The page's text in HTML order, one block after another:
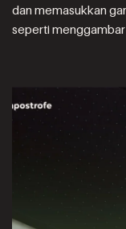
dan memasukkan
seperti